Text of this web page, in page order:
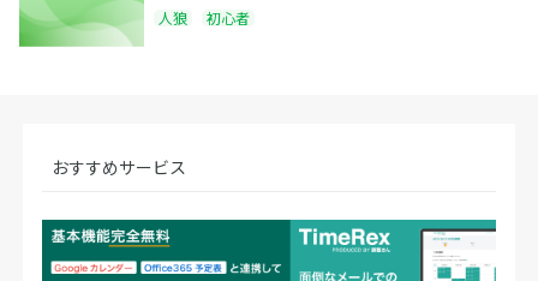
人狼 初心者
おすすめサービス